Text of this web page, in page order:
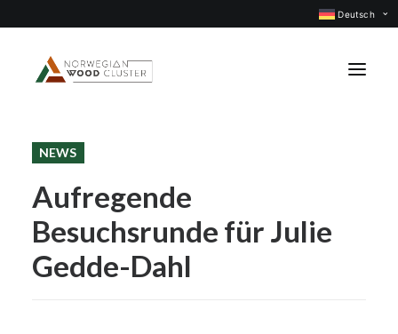
Deutsch
Was ist neu
Events
Projekte
Berufsgruppen
NEWS
Aufregende
Besuchsrunde für Julie
Gedde-Dahl